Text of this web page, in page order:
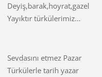
Deyiş,barak,hoyrat,gazel
Yayıktır türkülerimiz...
Sevdasını etmez Pazar
Türkülerle tarih yazar